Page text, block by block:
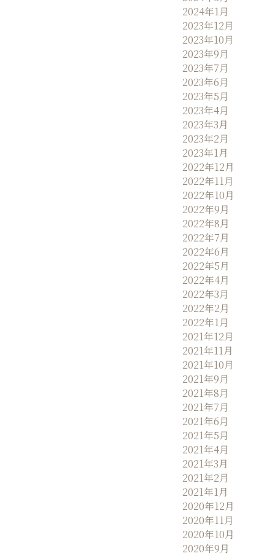
2024年1月
2023年12月
2023年10月
2023年9月
2023年7月
2023年6月
2023年5月
2023年4月
2023年3月
2023年2月
2023年1月
2022年12月
2022年11月
2022年10月
2022年9月
2022年8月
2022年7月
2022年6月
2022年5月
2022年4月
2022年3月
2022年2月
2022年1月
2021年12月
2021年11月
2021年10月
2021年9月
2021年8月
2021年7月
2021年6月
2021年5月
2021年4月
2021年3月
2021年2月
2021年1月
2020年12月
2020年11月
2020年10月
2020年9月